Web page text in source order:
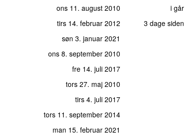
ons 11. august 2010 i går
tirs 14. februar 2012 3 dage siden
søn 3. januar 2021
ons 8. september 2010
fre 14. juli 2017
tors 27. maj 2010
tirs 4. juli 2017
tors 11. september 2014
man 15. februar 2021